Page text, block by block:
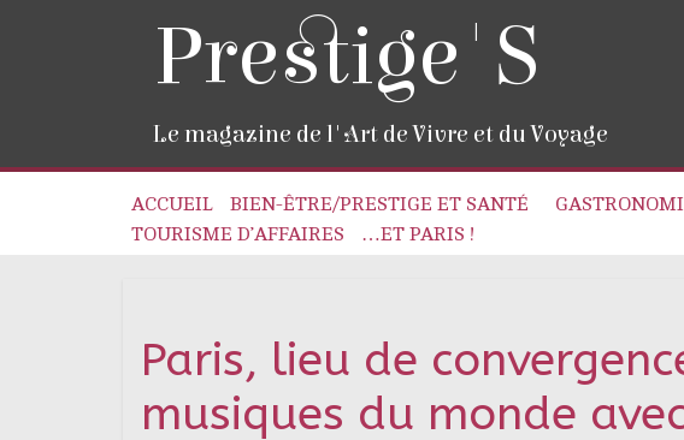
Prestige'S
Le magazine de l'Art de Vivre et du Voyage
ACCUEIL BIEN-ÊTRE/PRESTIGE ET SANTÉ
TOURISME D’AFFAIRES
…ET PARIS !
Paris, lieu de
musiques du monde